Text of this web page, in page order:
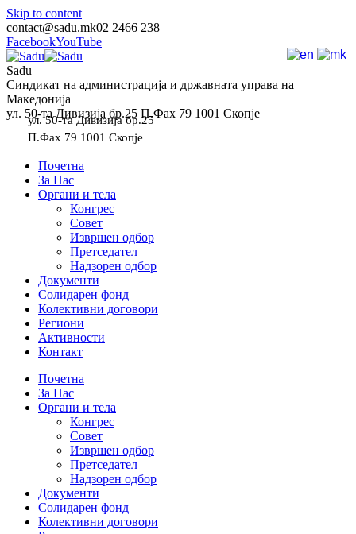
Skip to content
contact@sadu.mk02 2466 238
FacebookYouTube
Sadu
Синдикат на администрација и државната управа на
Македонија
ул. 50-та Дивизија бр.25 П.Фах 79 1001 Скопје
ул. 50-та Дивизија бр.25
П.Фах 79 1001 Скопје
Почетна
За Нас
Органи и тела
Конгрес
Совет
Извршен одбор
Претседател
Надзорен одбор
Документи
Солидарен фонд
Колективни договори
Региони
Активности
Контакт
Почетна
За Нас
Органи и тела
Конгрес
Совет
Извршен одбор
Претседател
Надзорен одбор
Документи
Солидарен фонд
Колективни договори